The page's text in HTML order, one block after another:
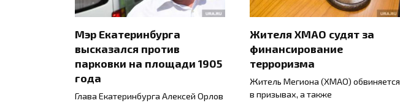
Мэр Екатеринбурга
высказался против
парковки на площади 1905
года
Глава Екатеринбурга Алексей Орлов
Жителя ХМАО судят за
финансирование
терроризма
Житель Мегиона (ХМАО) обвиняется
в призывах, а также